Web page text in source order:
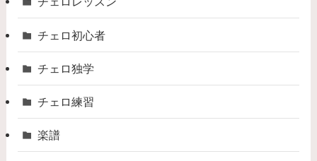
チェロ初心者
チェロ独学
チェロ練習
楽譜